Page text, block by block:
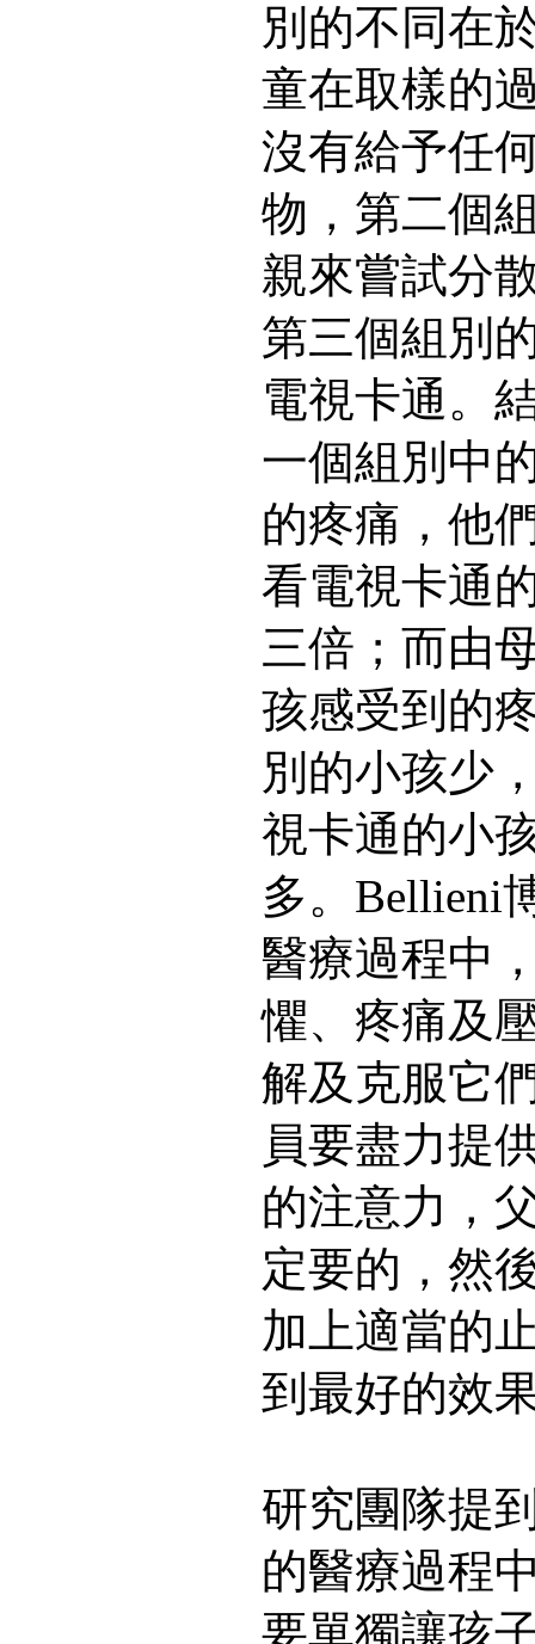
別的不同在
童在取樣的
沒有給予任
物，第二個
親來嘗試分
第三個組別
電視卡通。
一個組別中
的疼痛，他
看電視卡通
三倍；而由
孩感受到的
別的小孩少
視卡通的小
多。Bellieni
醫療過程中
懼、疼痛及
解及克服它
員要盡力提
的注意力，
定要的，然
加上適當的
到最好的效
研究團隊提
的醫療過程
要單獨讓孩